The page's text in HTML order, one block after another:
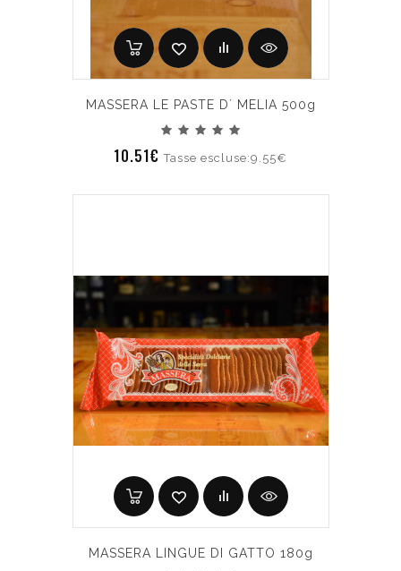
MASSERA LE PASTE D´ MELIA 500g
10.51€Tasse escluse:9.55€
MASSERA LINGUE DI GATTO 180g